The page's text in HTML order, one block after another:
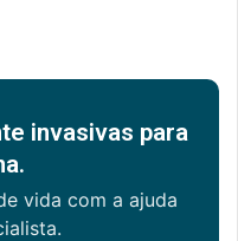
invasivas para
vida com a ajuda